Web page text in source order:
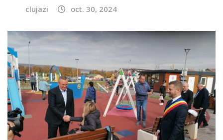
clujazi oct. 30, 2024